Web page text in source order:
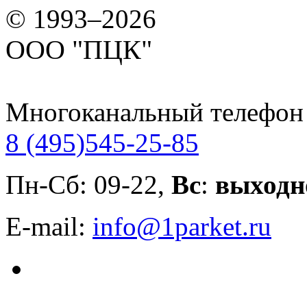
© 1993–2026
ООО "ПЦК"
Многоканальный телефон
8 (495)545-25-85
Пн-Сб: 09-22, Вс:
E-mail: info@1parket.ru